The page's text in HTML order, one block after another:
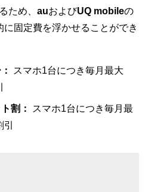
ため、 auおよびUQ mobileの
固定費を浮かせることができ
スマホ1台につき毎月最大
割：
スマホ1台につき毎月最